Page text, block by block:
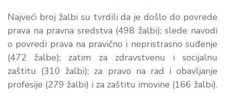
Najveći broj žalbi su tvrdili da je došlo do povrede
prava na pravna sredstva (498 žalbi); slede navodi
o povredi prava na pravično i nepristrasno suđenje
(472 žalbe); zatim za zdravstvenu i socijalnu
zaštitu (310 žalbi); za pravo na rad i obavljanje
profesije (279 žalbi) i za zaštitu imovine (166 žalbi).